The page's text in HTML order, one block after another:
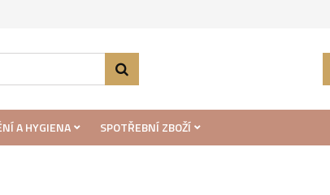
A HYGIENA SPOTŘEBNÍ ZBOŽÍ